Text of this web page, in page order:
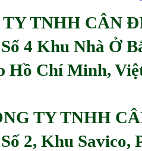
TY TNHH CÂN
4 Khu Nhà Ở
Hồ Chí Minh,
TY TNHH
2, Khu Savico,